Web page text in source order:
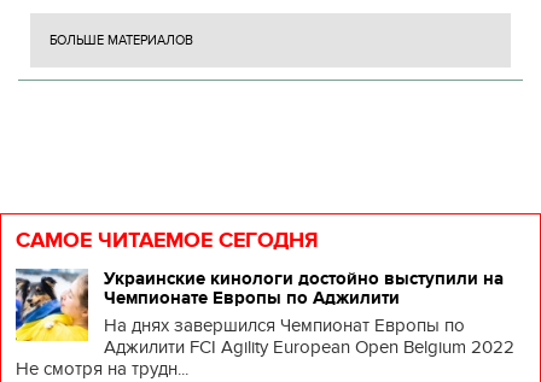
БОЛЬШЕ МАТЕРИАЛОВ
САМОЕ ЧИТАЕМОЕ СЕГОДНЯ
Украинские кинологи достойно выступили на
Чемпионате Европы по Аджилити
На днях завершился Чемпионат Европы по
Аджилити FCI Agility European Open Belgium 2022
Не смотря на трудн...